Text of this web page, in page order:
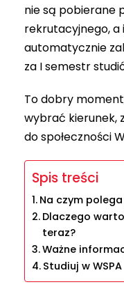
nie są pobierane
rekrutacyjnego,
automatycznie
za I semestr
To dobry
wybrać kierunek,
do społeczności
Spis treści
Na czym
Dlaczego
teraz?
Ważne
Studiuj w WSPA